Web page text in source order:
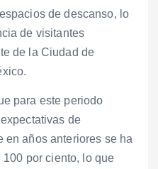
de descanso, lo
de visitantes
de la Ciudad de
para este periodo
de
en años anteriores se ha
100 por ciento, lo que